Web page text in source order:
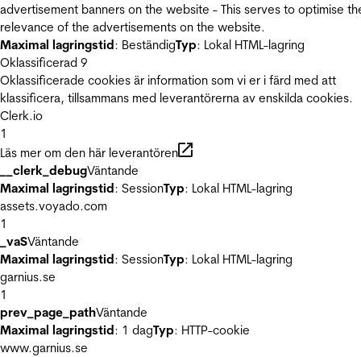
advertisement banners on the website - This serves to optimise
relevance of the advertisements on the website.
Maximal lagringstid: BeständigTyp: Lokal HTML-lagring
Oklassificerad 9
Oklassificerade cookies är information som vi er i färd med att
klassificera, tillsammans med leverantörerna av enskilda cookies.
Clerk.io
1
Läs mer om den här leverantören
__clerk_debugVäntande
Maximal lagringstid: SessionTyp: Lokal HTML-lagring
assets.voyado.com
1
_vaSVäntande
Maximal lagringstid: SessionTyp: Lokal HTML-lagring
garnius.se
1
prev_page_pathVäntande
Maximal lagringstid: 1 dagTyp: HTTP-cookie
www.garnius.se